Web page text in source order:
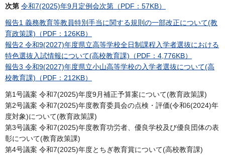
次第 令和7(2025)年9月定例会次第（PDF：57KB）
報告1 義務教育等教員特別手当に関する規則の一部改正について(教
育政策課)（PDF：126KB）
報告2 令和9(2027)年度県立高等学校全日制課程入学者選抜における
特色選抜入試情報について(高校教育課)（PDF：4,776KB）
報告3 令和9(2027)年度県立小山高等学校の入学者選抜について(高
校教育課)（PDF：212KB）
第1号議案 令和7(2025)年度9月補正予算案について(教育政策課)
第2号議案 令和7(2025)年度教育委員会の点検・評価(令和6(2024)年
度対象)について(教育政策課)
第3号議案 令和7(2025)年度教育功労者、優良学校及び優良団体の表
彰について(教育政策課)
第4号議案 令和7(2025)年度とちぎ教育賞について(高校教育課)